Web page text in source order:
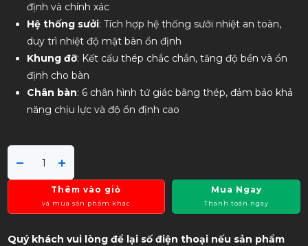
định và chính xác
Hệ thống sưởi: Tích hợp hệ thống sưởi nhiệt an toàn,
duy trì nhiệt độ mặt bàn ổn định
Khung đỡ: Kết cấu thép chắc chắn, tăng độ bền và ổn
định cho bàn
Chân bàn: 6 chân hình tứ giác bằng thép, đảm bảo khả
năng chịu lực và độ ổn định cao
Thêm vào giỏ
và mua sản phẩm khác
Mua Ngay
Thanh toán ngay
Quý khách vui lòng để lại số điện thoại nếu sản phẩm